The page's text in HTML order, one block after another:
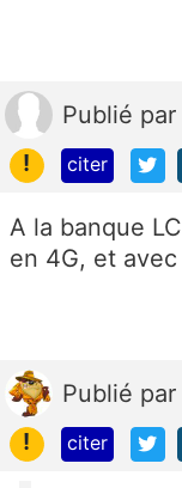
Publié par
!
citer
A la banque
en 4G, et
Publié par
!
citer